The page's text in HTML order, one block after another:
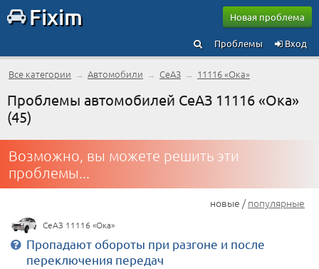
Fixim Новая проблема
Вход
Проблемы
Все категории → Автомобили → СеАЗ → 11116 «Ока»
Проблемы автомобилей СеАЗ 11116 «Ока»
(45)
Возможно, вы можете решить эти
проблемы...
новые /популярные
СеАЗ 11116 «Ока»
Пропадают обороты при разгоне и после
переключения передач